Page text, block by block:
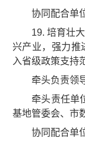
协同配合单
19. 培育壮
兴产业，强力推
入省级政策支持
牵头负责领
牵头责任单
基地管委会、市
协同配合单